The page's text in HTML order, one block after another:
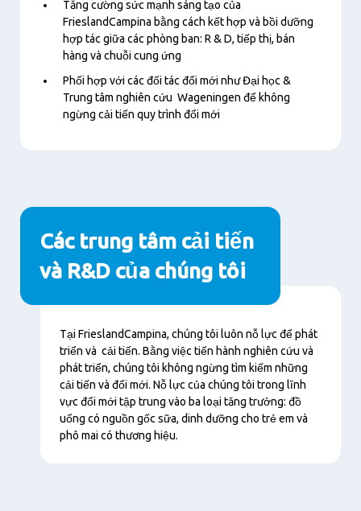
Tăng cường sức mạnh sáng tạo của
FrieslandCampina bằng cách kết hợp và bồi dưỡng
hợp tác giữa các phòng ban: R & D, tiếp thị, bán
hàng và chuỗi cung ứng
Phối hợp với các đối tác đổi mới nhưĐại học &
Trung tâm nghiên cứu Wageningen để không
ngừng cải tiến quy trình đổi mới
Các trung tâm cải tiến
và R&D của chúng tôi
Nội
dung
Tại FrieslandCampina, chúng tôi luôn nỗ lực để phát
triển và cải tiến. Bằng việc tiến hành nghiên cứu và
phát triển, chúng tôi không ngừng tìm kiếm những
cải tiến và đổi mới. Nỗ lực của chúng tôi trong lĩnh
vực đổi mới tập trung vào ba loại tăng trưởng: đồ
uống có nguồn gốc sữa, dinh dưỡng cho trẻ em và
phô mai có thương hiệu.